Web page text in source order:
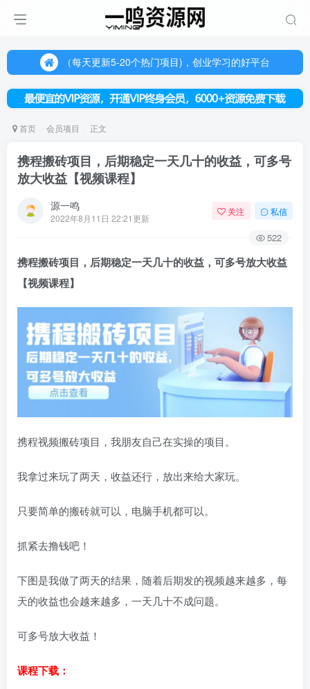
（每天更新5-20个热门项目)，创业学习的好平台
（每天更新5-20个热门项目)，创业学习的好平台
欢迎访问一鸣资源网，本站汇集数千网创课程和项目
首页 会员项目 正文
携程搬砖项目，后期稳定一天几十的收益，可多号
放大收益【视频课程】
源一鸣
2022年8月11日 22:21更新
关注 私信
522
携程搬砖项目 ，后期稳定一天几十的收益，可多号放大收益
【视频课程】
携程视频搬砖项目，我朋友自己在实操的项目。
我拿过来玩了两天，收益还行，放出来给大家玩。
只要简单的搬砖就可以，电脑手机都可以。
抓紧去撸钱吧！
下图是我做了两天的结果，随着后期发的视频越来越多，每
天的收益也会越来越多，一天几十不成问题。
可多号放大收益！
课程下载：